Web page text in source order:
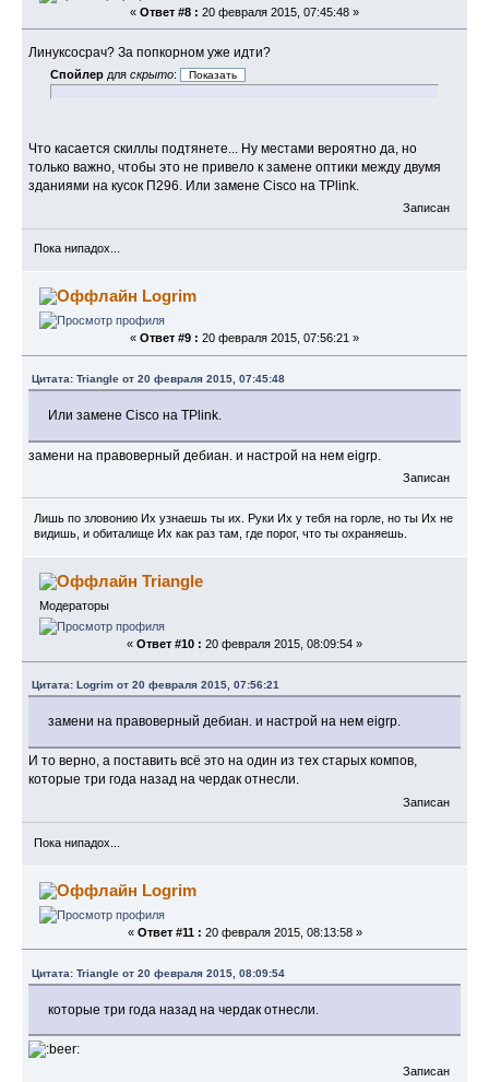
« Ответ #8 : 20 февраля 2015, 07:45:48 »
Линуксосрач? За попкорном уже идти?
Спойлер дляскрыто:
Что касается скиллы подтянете... Ну местами вероятно да, но
только важно, чтобы это не привело к замене оптики между двумя
зданиями на кусок П296. Или замене Cisco на TPlink.
Записан
Пока нипадох...
Logrim
« Ответ #9 : 20 февраля 2015, 07:56:21 »
Цитата: Triangle от 20 февраля 2015, 07:45:48
Или замене Cisco на TPlink.
замени на правоверный дебиан. и настрой на нем eigrp.
Записан
Лишь по зловонию Их узнаешь ты их. Руки Их у тебя на горле, но ты Их не
видишь, и обиталище Их как раз там, где порог, что ты охраняешь.
Triangle
Модераторы
« Ответ #10 : 20 февраля 2015, 08:09:54 »
Цитата: Logrim от 20 февраля 2015, 07:56:21
замени на правоверный дебиан. и настрой на нем eigrp.
И то верно, а поставить всё это на один из тех старых компов,
которые три года назад на чердак отнесли.
Записан
Пока нипадох...
Logrim
« Ответ #11 : 20 февраля 2015, 08:13:58 »
Цитата: Triangle от 20 февраля 2015, 08:09:54
которые три года назад на чердак отнесли.
Записан